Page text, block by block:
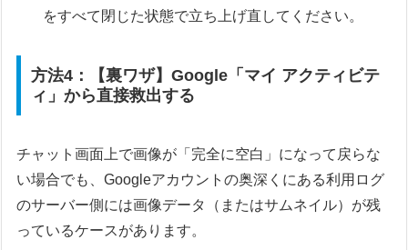
をすべて閉じた状態で立ち上げ直してください。
方法4：【裏ワザ】Google「マイ アクティビテ
ィ」から直接救出する
チャット画面上で画像が「完全に空白」になって戻らな
い場合でも、Googleアカウントの奥深くにある利用ログ
のサーバー側には画像データ（またはサムネイル）が残
っているケースがあります。